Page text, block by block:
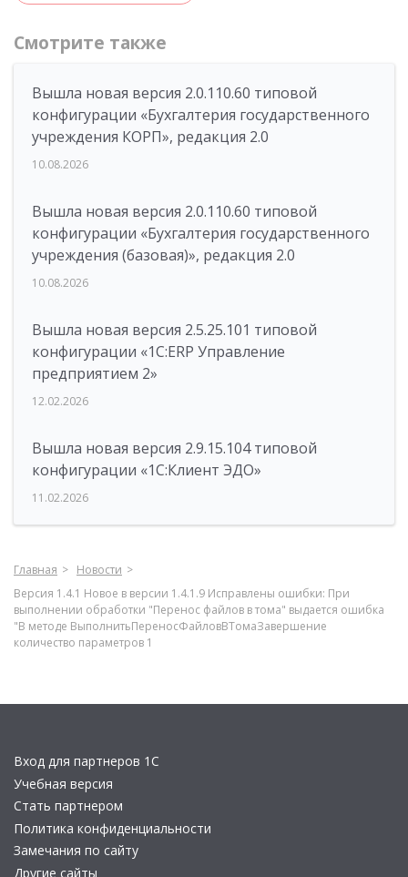
Смотрите также
Вышла новая версия 2.0.110.60 типовой
конфигурации «Бухгалтерия государственного
учреждения КОРП», редакция 2.0
10.08.2026
Вышла новая версия 2.0.110.60 типовой
конфигурации «Бухгалтерия государственного
учреждения (базовая)», редакция 2.0
10.08.2026
Вышла новая версия 2.5.25.101 типовой
конфигурации «1С:ERP Управление
предприятием 2»
12.02.2026
Вышла новая версия 2.9.15.104 типовой
конфигурации «1С:Клиент ЭДО»
11.02.2026
Главная
Новости
Версия 1.4.1 Новое в версии 1.4.1.9 Исправлены ошибки: При
выполнении обработки "Перенос файлов в тома" выдается ошибка
"В методе ВыполнитьПереносФайловВТомаЗавершение
количество параметров 1
Вход для партнеров 1С
Учебная версия
Стать партнером
Политика конфиденциальности
Замечания по сайту
Другие сайты